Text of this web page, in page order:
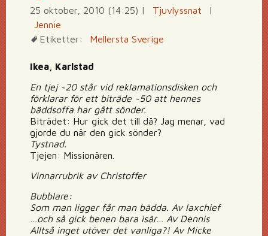
25 oktober, 2010 (14:25) | Tjuvlyssnat
|
Jennie
Etiketter:
Mellersta Sverige
Ikea, Karlstad
En tjej ~20 står vid reklamationsdisken och
förklarar för ett biträde ~50 att hennes
bäddsoffa har gått sönder.
Biträdet: Hur gick det till då? Jag menar, vad
gjorde du när den gick sönder?
Tystnad.
Tjejen: Missionären.
Vinnarrubrik av Christoffer
Bubblare:
Som man ligger får man bädda. Av laxchief
…och så gick benen bara isär… Av Dennis
Alltså inget utöver det vanliga?! Av Micke